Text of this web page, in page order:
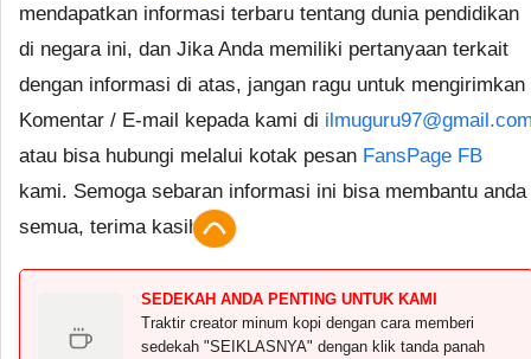
mendapatkan informasi terbaru tentang dunia pendidikan
di negara ini, dan Jika Anda memiliki pertanyaan terkait
dengan informasi di atas, jangan ragu untuk mengirimkan
Komentar / E-mail kepada kami di
atau bisa hubungi melalui kotak pesan FansPage FB
kami. Semoga sebaran informasi ini bisa membantu anda
semua, terima kasih.
SEDEKAH ANDA PENTING UNTUK KAMI
Traktir creator minum kopi dengan cara memberi
sedekah "SEIKLASNYA" dengan klik tanda panah